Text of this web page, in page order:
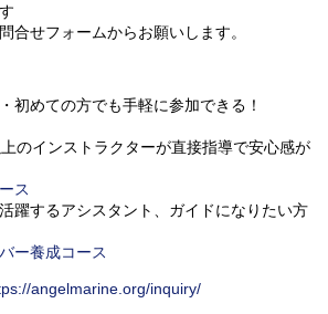
合せフォームからお願いします。
初めての方でも手軽に参加できる！
のインストラクターが直接指導で安心感が
ス
躍するアシスタント、ガイドになりたい方
ー養成コース
angelmarine.org/inquiry/